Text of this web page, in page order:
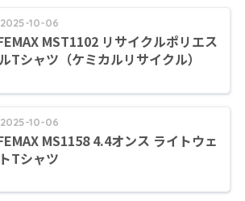
2025-10-06
MST1102 リサイクルポリエス
Tシャツ（ケミカルリサイクル）
2025-10-06
MS1158 4.4オンス ライトウェ
Tシャツ